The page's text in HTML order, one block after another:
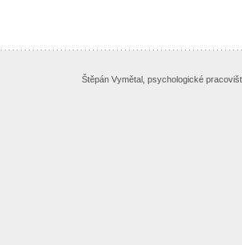
Štěpán Vymětal, psychologické